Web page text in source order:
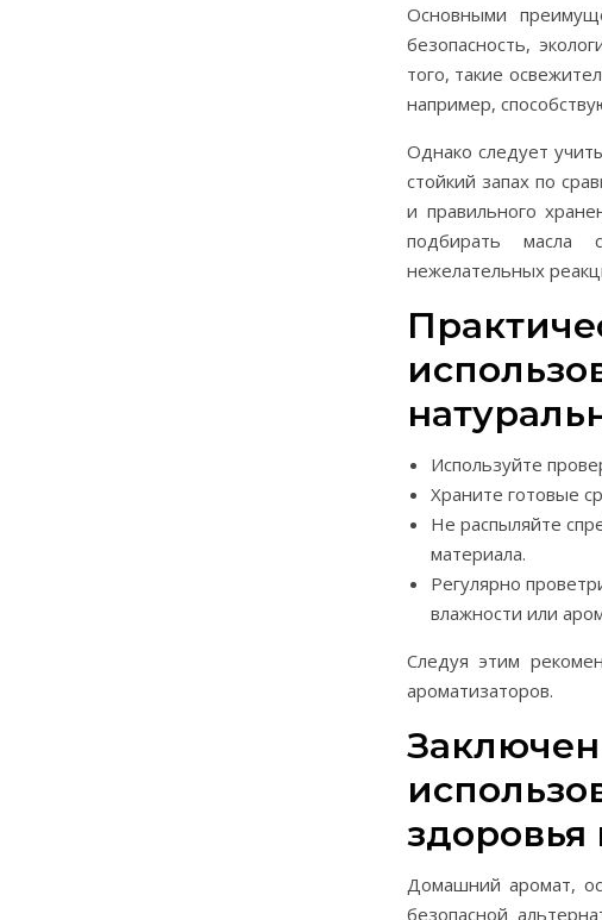
Основными
безопасность,
того, такие
например,
Однако следует
стойкий запах по
и правильного
подбирать масла
нежелательных
Используйте
Храните готовые
Не распыляйте
материала.
Регулярно
влажности или
Следуя этим
ароматизаторов.
Домашний аромат,
безопасной